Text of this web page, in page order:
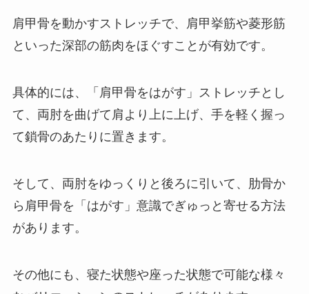
肩甲骨を動かすストレッチで、肩甲挙筋や菱形筋
といった深部の筋肉をほぐすことが有効です。
具体的には、「肩甲骨をはがす」ストレッチとし
て、両肘を曲げて肩より上に上げ、手を軽く握っ
て鎖骨のあたりに置きます。
そして、両肘をゆっくりと後ろに引いて、肋骨か
ら肩甲骨を「はがす」意識でぎゅっと寄せる方法
があります。
その他にも、寝た状態や座った状態で可能な様々